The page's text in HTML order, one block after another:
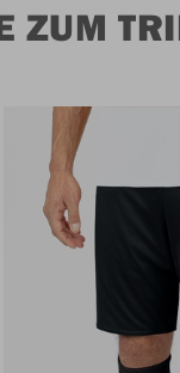
ZUM